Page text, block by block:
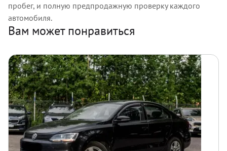
пробег, и полную предпродажную проверку каждого
автомобиля.
Вам может понравиться